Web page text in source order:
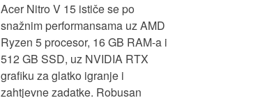
Acer Nitro V 15 ističe se po
snažnim performansama uz AMD
Ryzen 5 procesor, 16 GB RAM-a i
512 GB SSD, uz NVIDIA RTX
grafiku za glatko igranje i
zahtjevne zadatke. Robusan